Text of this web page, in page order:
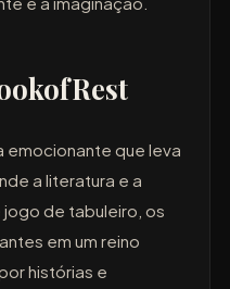
emocionante que leva
a literatura e a
de tabuleiro, os
em um reino
histórias e